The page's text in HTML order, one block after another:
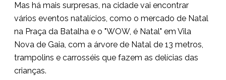
Mas há mais surpresas, na cidade vai encontrar
vários eventos natalícios, como o mercado de Natal
na Praça da Batalha e o "WOW, é Natal" em Vila
Nova de Gaia, com a árvore de Natal de 13 metros,
trampolins e carrosséis que fazem as delícias das
crianças.